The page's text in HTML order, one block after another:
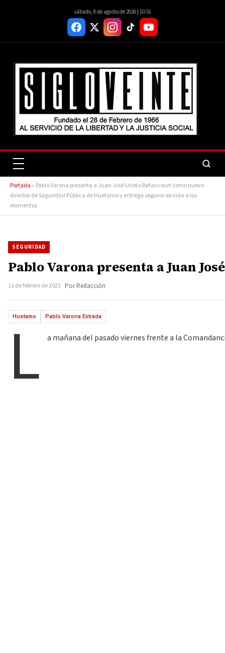
sábado, 8 de agosto de 2026 | 10:51
Portada » Pablo Varona presenta a Juan José Urieta Betancourt como nuevo
director de Seguridad Pública de Huetamo y entrega seguros de vida a los
elementos
SEGURIDAD
Pablo Varona presenta a Juan
11 de febrero de 2023 Por Redacción
Huetamo Pablo Varona Estrada
L a mañana del pasado viernes frente a la